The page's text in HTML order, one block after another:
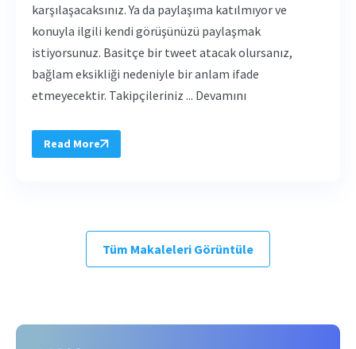
karşılaşacaksınız. Ya da paylaşıma katılmıyor ve
konuyla ilgili kendi görüşünüzü paylaşmak
istiyorsunuz. Basitçe bir tweet atacak olursanız,
bağlam eksikliği nedeniyle bir anlam ifade
etmeyecektir. Takipçileriniz ... Devamını
Read More
Tüm Makaleleri Görüntüle